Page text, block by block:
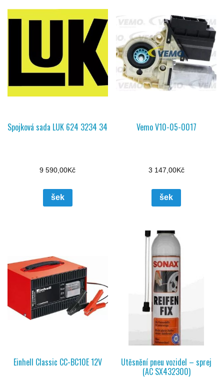
Spojková sada LUK 624 3234 34
9 590,00Kč
šek
Vemo V10-05-0017
3 147,00Kč
šek
Einhell Classic CC-BC10E 12V Utěsnění pneu vozidel – sprej
(AC SX432300)